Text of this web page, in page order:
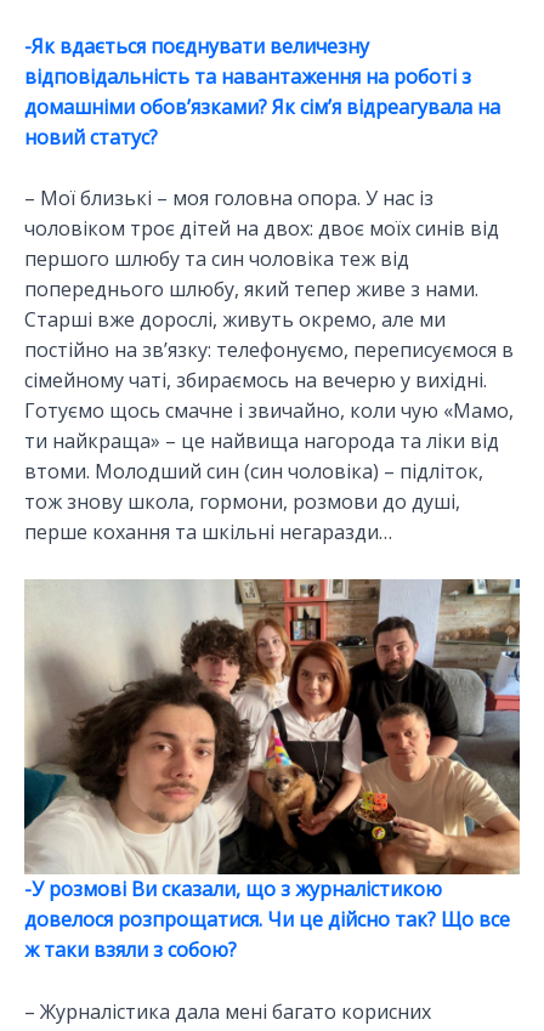
-Як вдається поєднувати величезну
відповідальність та навантаження на роботі з
домашніми обов’язками? Як сім’я відреагувала на
новий статус?
– Мої близькі – моя головна опора. У нас із
чоловіком троє дітей на двох: двоє моїх синів від
першого шлюбу та син чоловіка теж від
попереднього шлюбу, який тепер живе з нами.
Старші вже дорослі, живуть окремо, але ми
постійно на зв’язку: телефонуємо, переписуємося в
сімейному чаті, збираємось на вечерю у вихідні.
Готуємо щось смачне і звичайно, коли чую «Мамо,
ти найкраща» – це найвища нагорода та ліки від
втоми. Молодший син (син чоловіка) – підліток,
тож знову школа, гормони, розмови до душі,
перше кохання та шкільні негаразди…
-У розмові Ви сказали, що з журналістикою
довелося розпрощатися. Чи це дійсно так? Що все
ж таки взяли з собою?
– Журналістика дала мені багато корисних